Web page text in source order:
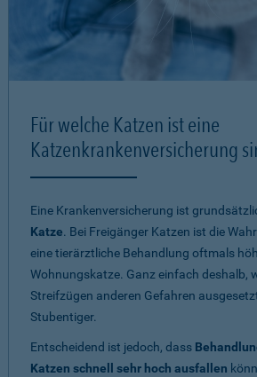
Für welche Katzen ist eine
Katzenkrankenversicherung
Eine Krankenversicherung ist
Katze. Bei Freigänger Katzen ist die
eine tierärztliche Behandlung oftmals
Wohnungskatze. Ganz einfach deshalb,
Streifzügen anderen Gefahren
Stubentiger.
Entscheidend ist jedoch, dass
Katzen schnell sehr hoch ausfallen